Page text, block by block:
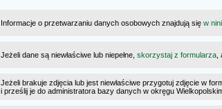
Informacje o przetwarzaniu danych osobowych znajdują się w
Jeżeli dane są niewłaściwe lub niepełne, skorzystaj z formularza
Jeżeli brakuje zdjęcia lub jest niewłaściwe przygotuj zdjęcie w
i prześlij je do administratora bazy danych w okręgu